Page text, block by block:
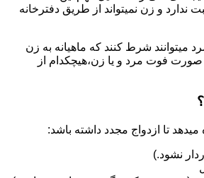
ندارد و زن نمیتواند از طریق دفترخانه
میتوانند شرط کنند که ماهیانه به زن
صورت فوت مرد و یا زن،هیچکدام از
تا ازدواج مجدد داشته باشد:
نشود.)